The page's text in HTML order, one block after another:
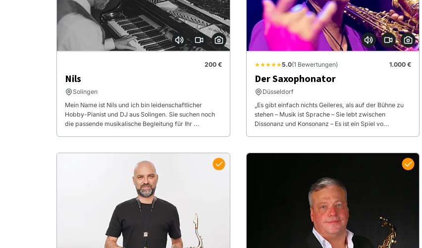
200 €
Nils
Solingen
Mein Name ist Nils und ich bin leidenschaftlicher
Hobby-Pianist und DJ aus Solingen. Sie suchen noch
die passende musikalische Begleitung für Ihr ...
★★★★★5.0(1 Bewertungen) 1.000 €
Der Saxophonator
Düsseldorf
„Es gibt einfach nichts Geileres, als auf der Bühne zu
stehen – Musik ist Sprache – Sie lebt zwischen
Dissonanz und Konsonanz – Es ist ein Spiel vo...